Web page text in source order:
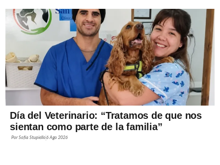
Día del Veterinario: “Tratamos de que nos
sientan como parte de la familia”
PorSofía Stupiello6 Ago 2026